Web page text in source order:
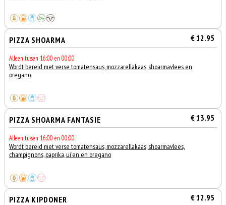
PIZZA SHOARMA € 12.95
Alleen tussen 16:00 en 00:00
Wordt bereid met verse tomatensaus, mozzarellakaas, shoarmavlees en
oregano
PIZZA SHOARMA FANTASIE € 13.95
Alleen tussen 16:00 en 00:00
Wordt bereid met verse tomatensaus, mozzarellakaas, shoarmavlees,
champignons, paprika, ui'en en oregano
PIZZA KIPDONER € 12.95